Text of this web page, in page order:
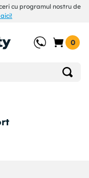
cu programul nostru de
0